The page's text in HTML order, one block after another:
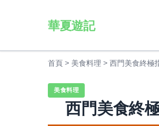
華夏遊記
首頁 > 美食料理 > 西門美食終極
美食料理
西門美食終